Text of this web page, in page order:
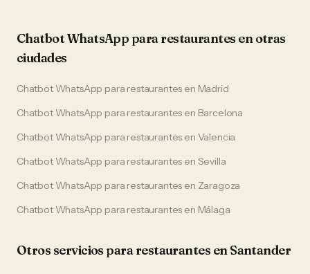
Chatbot WhatsApp pararestaurantes en otras
ciudades
Chatbot WhatsApp para restaurantes en Madrid
Chatbot WhatsApp para restaurantes en Barcelona
Chatbot WhatsApp para restaurantes en Valencia
Chatbot WhatsApp para restaurantes en Sevilla
Chatbot WhatsApp para restaurantes en Zaragoza
Chatbot WhatsApp para restaurantes en Málaga
Otros servicios pararestaurantes enSantander